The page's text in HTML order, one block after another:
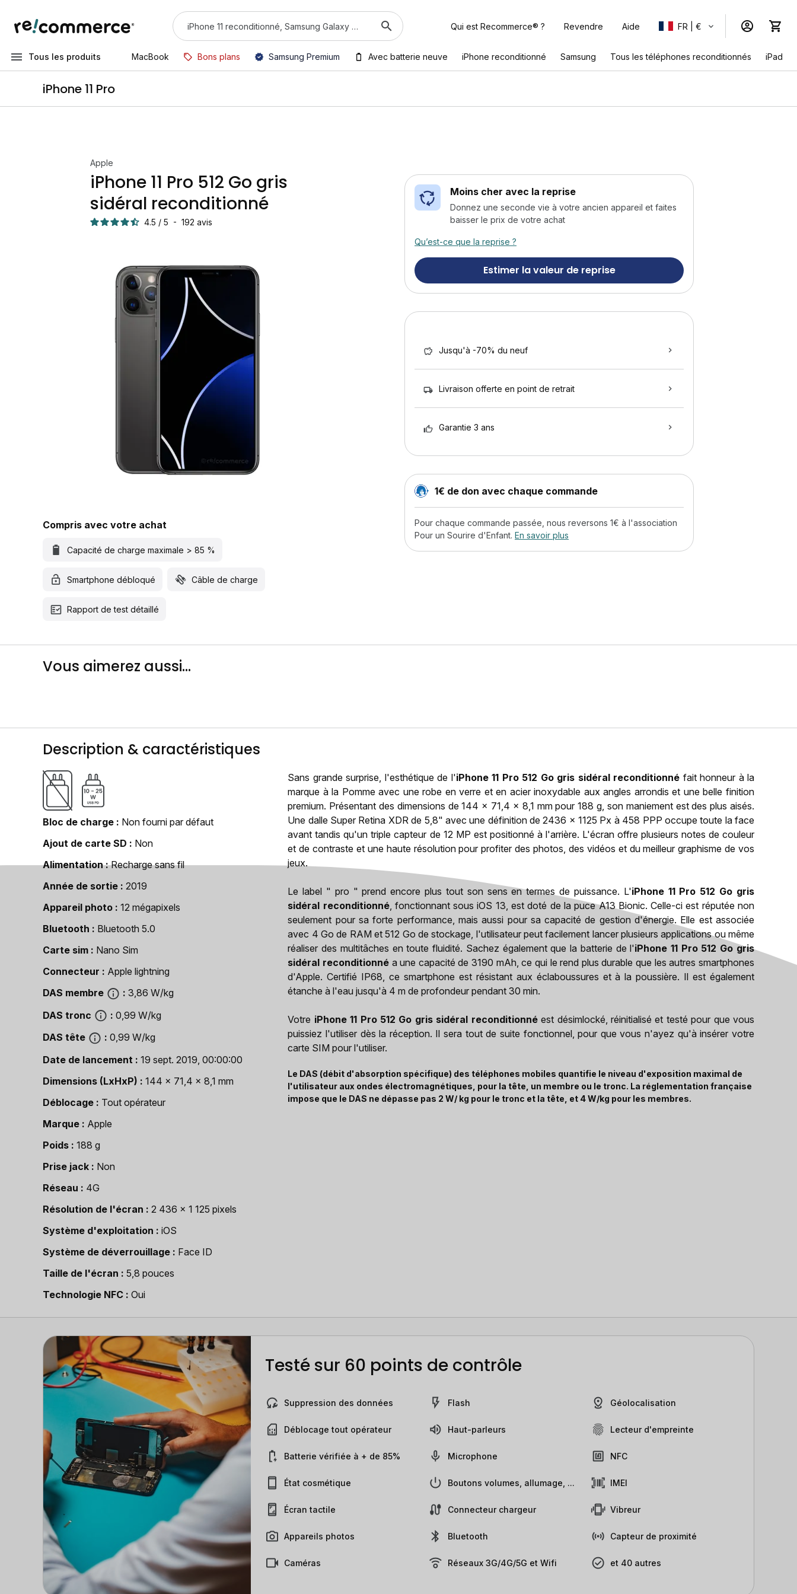
Qui est Recommerce® ? Revendre Aide FR | €
Tous les produits MacBook Bons plans Samsung Premium Avec batterie neuve iPhone reconditionné Samsung Tous les téléphones reconditionnés iPad
iPhone 11 Pro
Apple
iPhone 11 Pro 512 Go gris
sidéral reconditionné
4.5 / 5 - 192 avis
Compris avec votre achat
Capacité de charge maximale > 85 %
Smartphone débloqué Câble de charge
Rapport de test détaillé
Moins cher avec la reprise
Donnez une seconde vie à votre ancien appareil et faites
baisser le prix de votre achat
Qu’est-ce que la reprise ?
Estimer la valeur de reprise
Jusqu'à -70% du neuf
Livraison offerte en point de retrait
Garantie 3 ans
1€ de don avec chaque commande
Pour chaque commande passée, nous reversons 1€ à l'association
Pour un Sourire d'Enfant. En savoir plus
Vous aimerez aussi...
Description & caractéristiques
Bloc de charge
Non fourni par défaut
Ajout de carte SD
Non
Alimentation
Recharge sans fil
Année de sortie
2019
Appareil photo
12 mégapixels
Bluetooth
Bluetooth 5.0
Carte sim
Nano Sim
Connecteur
Apple lightning
DAS membre
3,86 W/kg
DAS tronc
0,99 W/kg
DAS tête
0,99 W/kg
Date de lancement
19 sept. 2019, 00:00:00
Dimensions (LxHxP)
144 x 71,4 x 8,1 mm
Déblocage
Tout opérateur
Marque
Apple
Poids
188 g
Prise jack
Non
Réseau
4G
Résolution de l'écran
2 436 x 1 125 pixels
Système d'exploitation
iOS
Système de déverrouillage
Face ID
Taille de l'écran
5,8 pouces
Technologie NFC
Oui
Sans grande surprise, l'esthétique de l'iPhone 11 Pro 512 Go gris sidéral reconditionné fait honneur à la
marque à la Pomme avec une robe en verre et en acier inoxydable aux angles arrondis et une belle finition
premium. Présentant des dimensions de 144 x 71,4 x 8,1 mm pour 188 g, son maniement est des plus aisés.
Une dalle Super Retina XDR de 5,8" avec une définition de 2436 x 1125 Px à 458 PPP occupe toute la face
avant tandis qu'un triple capteur de 12 MP est positionné à l'arrière. L'écran offre plusieurs notes de couleur
et de contraste et une haute résolution pour profiter des photos, des vidéos et du meilleur graphisme de vos
jeux.
Le label " pro " prend encore plus tout son sens en termes de puissance. L'iPhone 11 Pro 512 Go gris
sidéral reconditionné, fonctionnant sous iOS 13, est doté de la puce A13 Bionic. Celle-ci est réputée non
seulement pour sa forte performance, mais aussi pour sa capacité de gestion d'énergie. Elle est associée
avec 4 Go de RAM et 512 Go de stockage, l'utilisateur peut facilement lancer plusieurs applications ou même
réaliser des multitâches en toute fluidité. Sachez également que la batterie de l'iPhone 11 Pro 512 Go gris
sidéral reconditionné a une capacité de 3190 mAh, ce qui le rend plus durable que les autres smartphones
d'Apple. Certifié IP68, ce smartphone est résistant aux éclaboussures et à la poussière. Il est également
étanche à l'eau jusqu'à 4 m de profondeur pendant 30 min.
Votre iPhone 11 Pro 512 Go gris sidéral reconditionnéest désimlocké, réinitialisé et testé pour que vous
puissiez l'utiliser dès la réception. Il sera tout de suite fonctionnel, pour que vous n'ayez qu'à insérer votre
carte SIM pour l'utiliser.
Le DAS (débit d'absorption spécifique) des téléphones mobiles quantifie le niveau d'exposition maximal de
l'utilisateur aux ondes électromagnétiques, pour la tête, un membre ou le tronc. La réglementation française
impose que le DAS ne dépasse pas 2 W/ kg pour le tronc et la tête, et 4 W/kg pour les membres.
Testé sur 60 points de contrôle
Suppression des données
Déblocage tout opérateur
Batterie vérifiée à + de 85%
État cosmétique
Écran tactile
Appareils photos
Caméras
Flash
Haut-parleurs
Microphone
Boutons volumes, allumage, ...
Connecteur chargeur
Bluetooth
Réseaux 3G/4G/5G et Wifi
Géolocalisation
Lecteur d'empreinte
NFC
IMEI
Vibreur
Capteur de proximité
et 40 autres